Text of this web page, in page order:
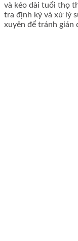
và kéo dài tuổi thọ
tra định kỳ và xử lý
xuyên để tránh gián